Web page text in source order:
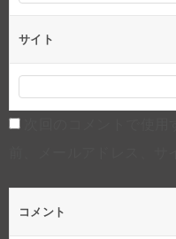
サイト
コメント